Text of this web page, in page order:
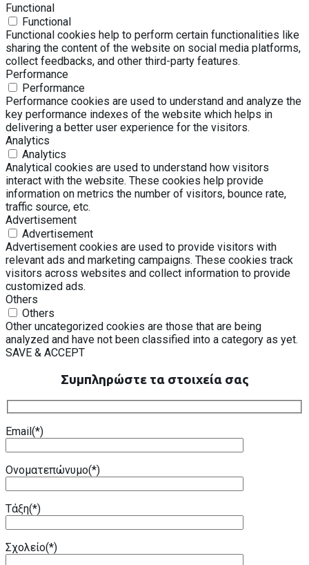
Functional
Functional
Functional cookies help to perform certain functionalities like
sharing the content of the website on social media platforms,
collect feedbacks, and other third-party features.
Performance
Performance
Performance cookies are used to understand and analyze the
key performance indexes of the website which helps in
delivering a better user experience for the visitors.
Analytics
Analytics
Analytical cookies are used to understand how visitors
interact with the website. These cookies help provide
information on metrics the number of visitors, bounce rate,
traffic source, etc.
Advertisement
Advertisement
Advertisement cookies are used to provide visitors with
relevant ads and marketing campaigns. These cookies track
visitors across websites and collect information to provide
customized ads.
Others
Others
Other uncategorized cookies are those that are being
analyzed and have not been classified into a category as yet.
SAVE & ACCEPT
Συμπληρώστε τα στοιχεία σας
Email(*)
Ονοματεπώνυμο(*)
Τάξη(*)
Σχολείο(*)